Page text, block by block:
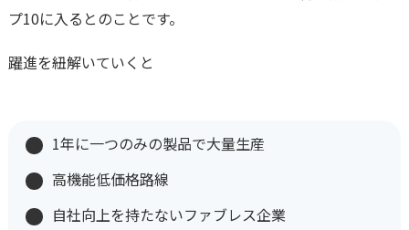
プ10に入るとのことです。
躍進を紐解いていくと
1年に一つのみの製品で大量生産
高機能低価格路線
自社向上を持たないファブレス企業